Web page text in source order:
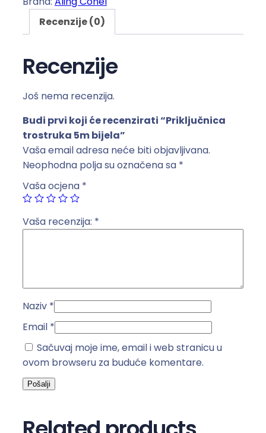
n
a
t
r
o
s
r
u
k
j
e
a
k
o
č
Recenzije (0)
Recenzije
Još nema recenzija.
Budi prvi koji će recenzirati “Priključnica
trostruka 5m bijela”
Vaša email adresa neće biti objavljivana.
Neophodna polja su označena sa *
Vaša ocjena *
Vaša recenzija: *
Naziv *
Email *
Sačuvaj moje ime, email i web stranicu u
ovom browseru za buduće komentare.